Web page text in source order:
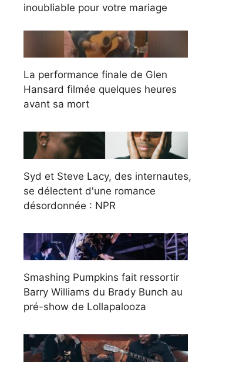
inoubliable pour votre mariage
La performance finale de Glen
Hansard filmée quelques heures
avant sa mort
Syd et Steve Lacy, des internautes,
se délectent d'une romance
désordonnée : NPR
Smashing Pumpkins fait ressortir
Barry Williams du Brady Bunch au
pré-show de Lollapalooza